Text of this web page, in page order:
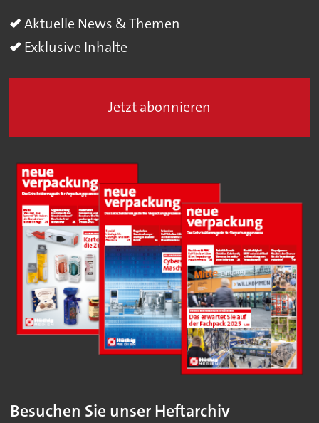
Aktuelle News & Themen
Exklusive Inhalte
Jetzt abonnieren
Besuchen Sie unser Heftarchiv